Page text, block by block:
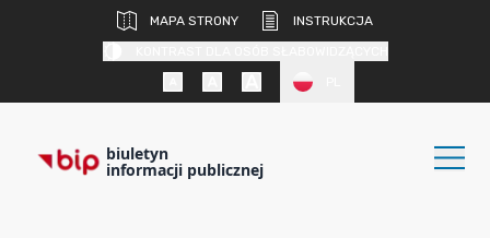
MAPA STRONY
INSTRUKCJA
biuletyn
informacji publicznej